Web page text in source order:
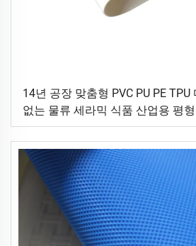
14년 공장 맞춤형 PVC PU PE
없는 물류 세라믹 식품 산업용 평